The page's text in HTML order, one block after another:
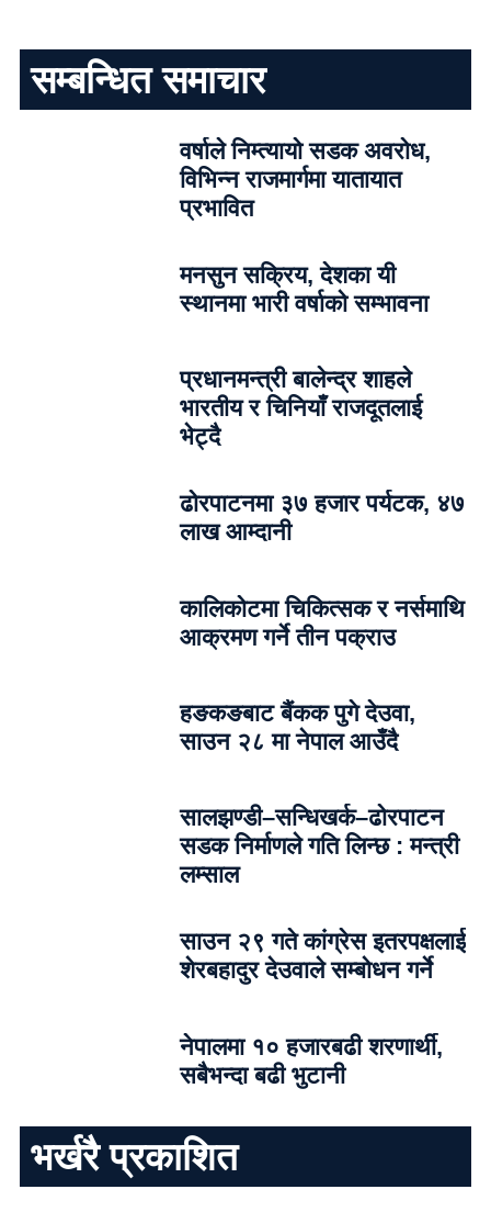
सम्बन्धित समाचार
वर्षाले निम्त्यायो सडक अवरोध,
विभिन्न राजमार्गमा यातायात
प्रभावित
मनसुन सक्रिय, देशका यी
स्थानमा भारी वर्षाको सम्भावना
प्रधानमन्त्री बालेन्द्र शाहले
भारतीय र चिनियाँ राजदूतलाई
भेट्दै
ढोरपाटनमा ३७ हजार पर्यटक, ४७
लाख आम्दानी
कालिकोटमा चिकित्सक र नर्समाथि
आक्रमण गर्ने तीन पक्राउ
हङकङबाट बैंकक पुगे देउवा,
साउन २८ मा नेपाल आउँदै
सालझण्डी–सन्धिखर्क–ढोरपाटन
सडक निर्माणले गति लिन्छ : मन्त्री
लम्साल
साउन २९ गते कांग्रेस इतरपक्षलाई
शेरबहादुर देउवाले सम्बोधन गर्ने
नेपालमा १० हजारबढी शरणार्थी,
सबैभन्दा बढी भुटानी
भर्खरै प्रकाशित